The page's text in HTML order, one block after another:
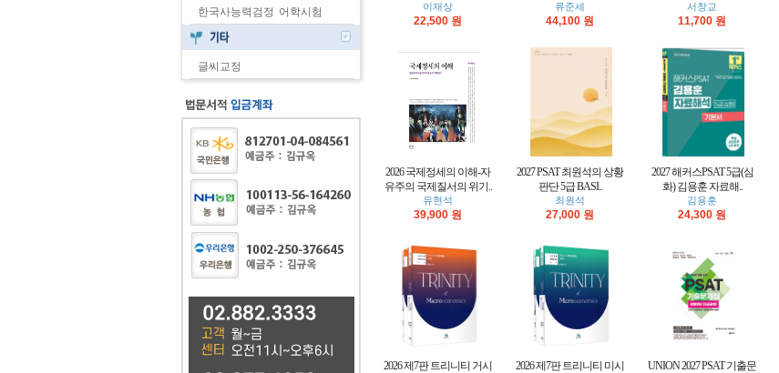
이재상
22,500 원
류준세
44,100 원
서창교
11,700 원
2026 국제정세의 이해-자
유주의 국제질서의 위기..
유현석
39,900 원
2027 PSAT 최원석의 상황
판단 5급 BASI..
최원석
27,000 원
2027 해커스PSAT 5급(심
화) 김용훈 자료해..
김용훈
24,300 원
2026 제7판 트리니티 거시
2026 제7판 트리니티 미시
UNION 2027 PSAT 기출문
한국사능력검정 어학시험
글씨교정